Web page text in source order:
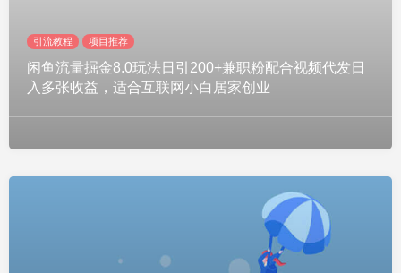
引流教程 项目推荐
闲鱼流量掘金8.0玩法日引200+兼职粉配合视频代发日
入多张收益，适合互联网小白居家创业